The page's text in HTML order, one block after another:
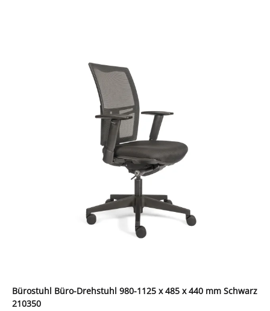
Bürostuhl Büro-Drehstuhl 980-1125 x 485 x 440 mm Schwarz
210350